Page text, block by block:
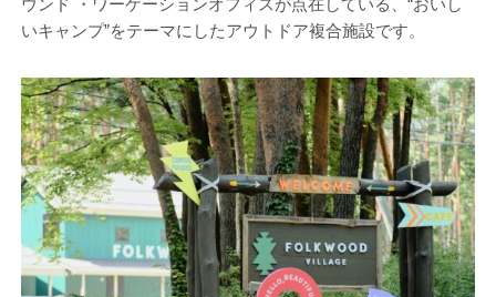
いキャンプ”をテーマにしたアウトドア複合施設です。